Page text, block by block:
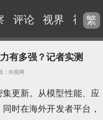
评论 视界 视频
繁
有多强？记者实测
：央视网
更新。从模型性能、应
时在海外开发者平台，